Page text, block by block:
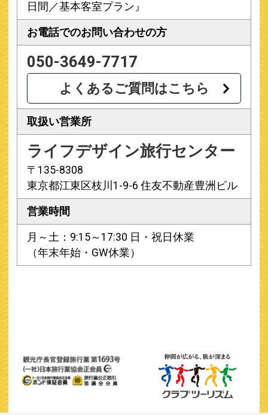
日間／基本客室プラン』
お電話でのお問い合わせの方
050-3649-7717
よくあるご質問はこちら
取扱い営業所
ライフデザイン旅行センター
〒135-8308
東京都江東区枝川1-9-6 住友不動産豊洲ビル
営業時間
月～土：9:15～17:30 日・祝日休業
（年末年始・GW休業）